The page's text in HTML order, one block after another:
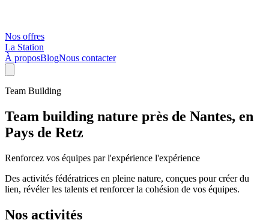
Nos offres
La Station
À proposBlogNous contacter
Team Building
Team building nature près de Nantes, en
Pays de Retz
Renforcez vos équipes par l'expérience l'expérience
Des activités fédératrices en pleine nature, conçues pour créer du
lien, révéler les talents et renforcer la cohésion de vos équipes.
Nos activités